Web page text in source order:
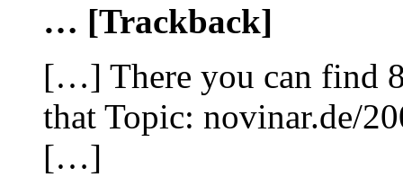
… [Trackback]
[…] There you can find
that Topic: novinar.de/
[…]